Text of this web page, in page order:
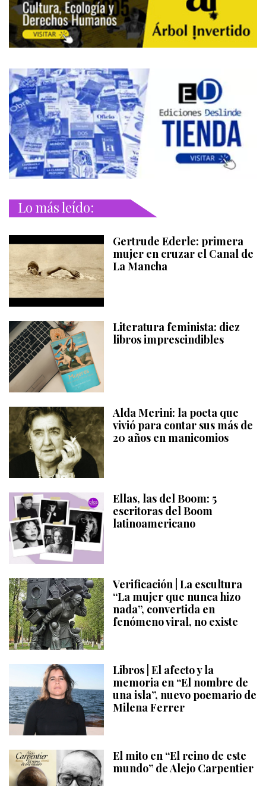
Lo más leído:
Gertrude Ederle: primera
mujer en cruzar el Canal de
La Mancha
Literatura feminista: diez
libros imprescindibles
Alda Merini: la poeta que
vivió para contar sus más de
20 años en manicomios
Ellas, las del Boom: 5
escritoras del Boom
latinoamericano
Verificación | La escultura
“La mujer que nunca hizo
nada”, convertida en
fenómeno viral, no existe
Libros | El afecto y la
memoria en “El nombre de
una isla”, nuevo poemario de
Milena Ferrer
El mito en “El reino de este
mundo” de Alejo Carpentier